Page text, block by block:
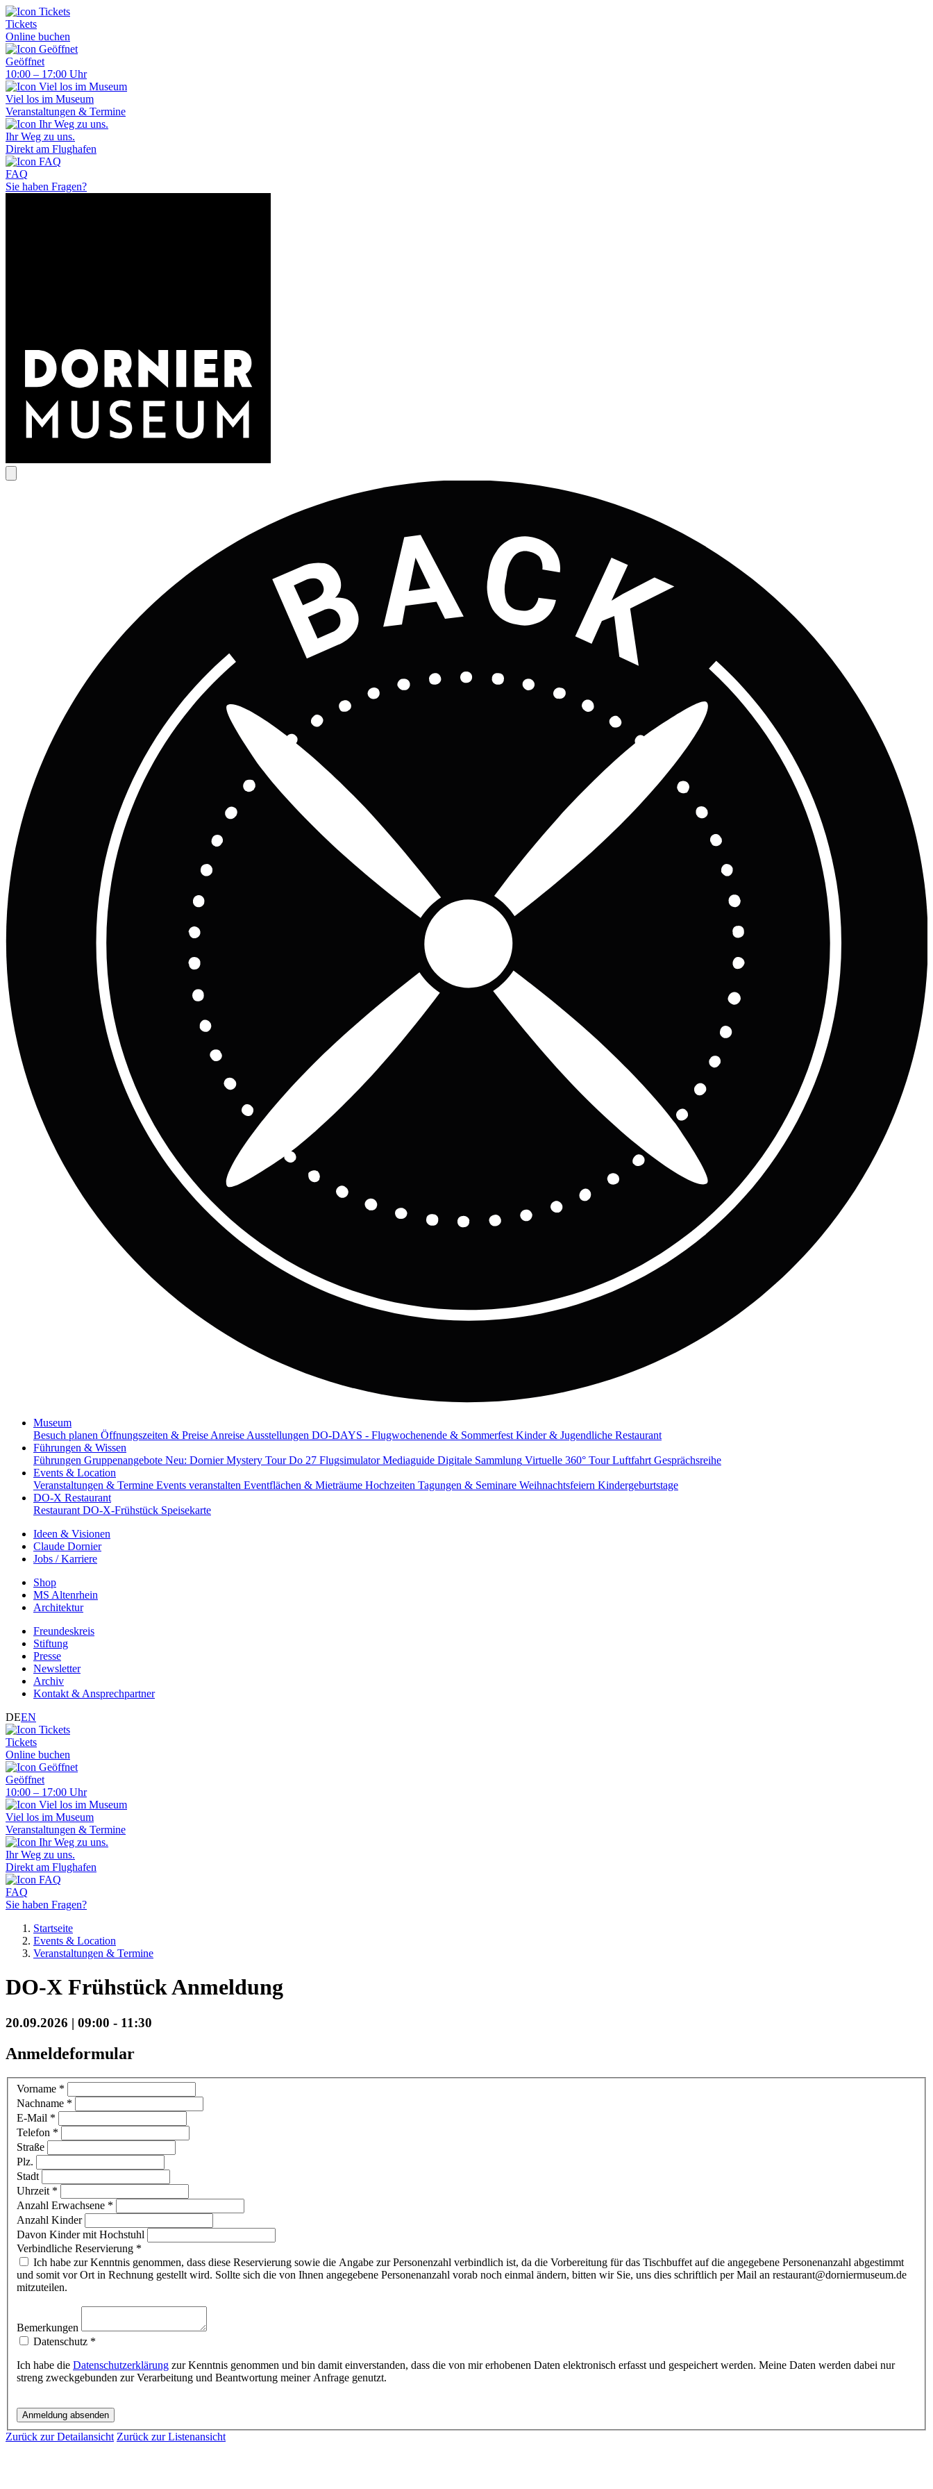
Tickets
Online buchen
Geöffnet
10:00 – 17:00 Uhr
Viel los im Museum
Veranstaltungen & Termine
Ihr Weg zu uns.
Direkt am Flughafen
FAQ
Sie haben Fragen?
Museum
Besuch planen Öffnungszeiten & Preise Anreise Ausstellungen DO-DAYS - Flugwochenende & Sommerfest Kinder & Jugendliche Restaurant
Führungen & Wissen
Führungen Gruppenangebote Neu: Dornier Mystery Tour Do 27 Flugsimulator Mediaguide Digitale Sammlung Virtuelle 360° Tour Luftfahrt Gesprächsreihe
Events & Location
Veranstaltungen & Termine Events veranstalten Eventflächen & Mieträume Hochzeiten Tagungen & Seminare Weihnachtsfeiern Kindergeburtstage
DO-X Restaurant
Restaurant DO-X-Frühstück Speisekarte
Ideen & Visionen
Claude Dornier
Jobs / Karriere
Shop
MS Altenrhein
Architektur
Freundeskreis
Stiftung
Presse
Newsletter
Archiv
Kontakt & Ansprechpartner
DEEN
Tickets
Online buchen
Geöffnet
10:00 – 17:00 Uhr
Viel los im Museum
Veranstaltungen & Termine
Ihr Weg zu uns.
Direkt am Flughafen
FAQ
Sie haben Fragen?
Startseite
Events & Location
Veranstaltungen & Termine
DO-X Frühstück Anmeldung
20.09.2026 | 09:00 - 11:30
Anmeldeformular
Vorname *
Nachname *
E-Mail *
Telefon *
Straße
Plz.
Stadt
Uhrzeit *
Anzahl Erwachsene *
Anzahl Kinder
Davon Kinder mit Hochstuhl
Verbindliche Reservierung *
und somit vor Ort in Rechnung gestellt wird. Sollte sich die von Ihnen angegebene Personenanzahl vorab noch einmal ändern, bitten wir Sie, uns dies schriftlich per Mail an restaurant@dorniermuseum.de
mitzuteilen.
Bemerkungen
Datenschutz *
Ich habe die Datenschutzerklärung zur Kenntnis genommen und bin damit einverstanden, dass die von mir erhobenen Daten elektronisch erfasst und gespeichert werden. Meine Daten werden dabei nur
streng zweckgebunden zur Verarbeitung und Beantwortung meiner Anfrage genutzt.
Zurück zur Detailansicht Zurück zur Listenansicht